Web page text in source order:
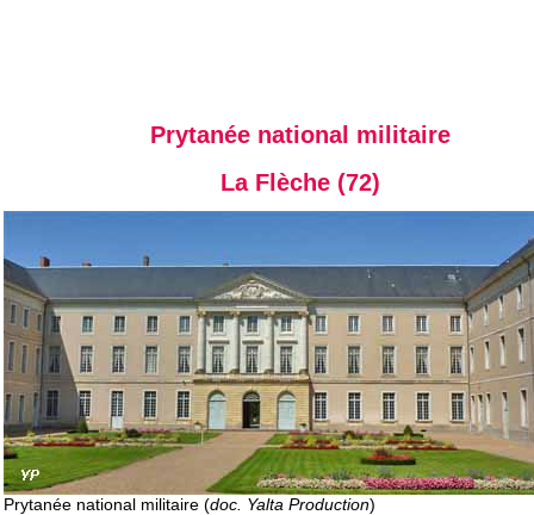
Prytanée national militaire
La Flèche (72)
Prytanée national militaire (doc. Yalta Production)